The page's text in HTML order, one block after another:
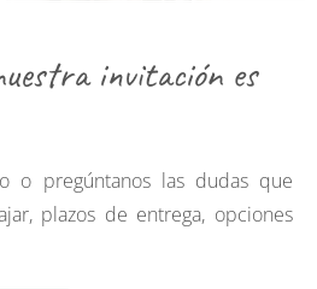
invitación es
o pregúntanos las dudas que
plazos de entrega, opciones